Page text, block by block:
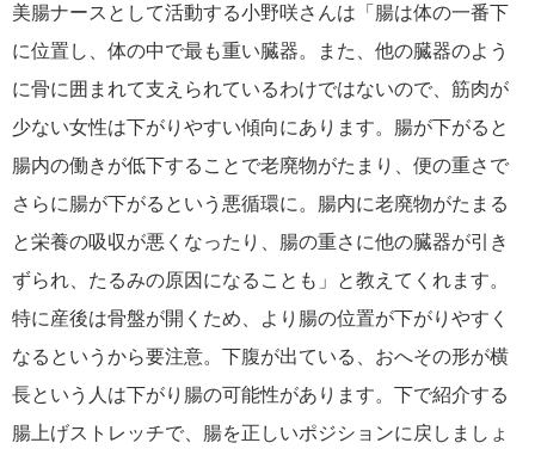
美腸ナースとして活動する小野咲さんは「腸は体の一番下
に位置し、体の中で最も重い臓器。また、他の臓器のよう
に骨に囲まれて支えられているわけではないので、筋肉が
少ない女性は下がりやすい傾向にあります。腸が下がると
腸内の働きが低下することで老廃物がたまり、便の重さで
さらに腸が下がるという悪循環に。腸内に老廃物がたまる
と栄養の吸収が悪くなったり、腸の重さに他の臓器が引き
ずられ、たるみの原因になることも」と教えてくれます。
特に産後は骨盤が開くため、より腸の位置が下がりやすく
なるというから要注意。下腹が出ている、おへその形が横
長という人は下がり腸の可能性があります。下で紹介する
腸上げストレッチで、腸を正しいポジションに戻しましょ